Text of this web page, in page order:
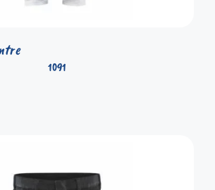
1091